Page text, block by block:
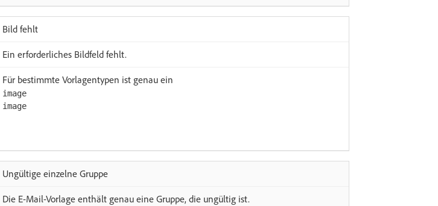
Bild fehlt
Ein erforderliches Bildfeld fehlt.
Für bestimmte Vorlagentypen ist genau ein
image
image
Ungültige einzelne Gruppe
Die E-Mail-Vorlage enthält genau eine Gruppe, die ungültig ist.